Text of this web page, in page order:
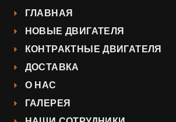
ГЛАВНАЯ
НОВЫЕ ДВИГАТЕЛЯ
КОНТРАКТНЫЕ ДВИГАТЕЛЯ
ДОСТАВКА
О НАС
ГАЛЕРЕЯ